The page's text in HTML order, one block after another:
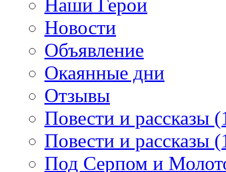
Наши Герои
Новости
Объявление
Окаянные дни
Отзывы
Повести и рассказы
Повести и рассказы
Под Серпом и